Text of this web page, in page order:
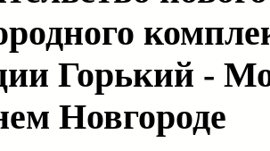
Горький -
Новгороде